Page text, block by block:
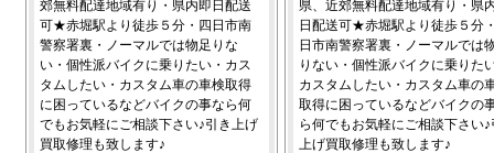
郊無料配達地域有り・県内即日配送
可★赤堀駅より徒歩５分・四日市南
警察署裏・ノーマルでは物足りな
い・個性派バイクに乗りたい・カス
タムしたい・カスタム車の車検取得
に困っているなどバイクの事なら何
でもお気軽にご相談下さい♪引き上げ
買取修理も致します♪
県、近郊無料配達地域有り・県
日配送可★赤堀駅より徒歩５分
日市南警察署裏・ノーマルでは
りない・個性派バイクに乗りた
カスタムしたい・カスタム車の
取得に困っているなどバイクの
ら何でもお気軽にご相談下さい♪
上げ買取修理も致します♪